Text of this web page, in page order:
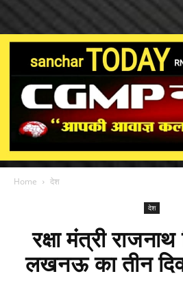
Home देश
देश
रक्षा मंत्री
लखनऊ का तीन